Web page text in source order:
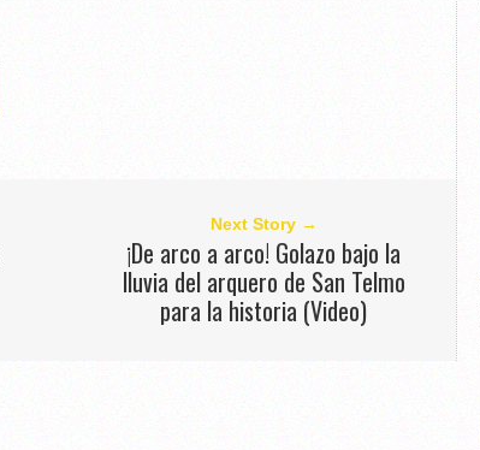
Next Story →
¡De arco a arco! Golazo bajo la
lluvia del arquero de San Telmo
para la historia (Video)